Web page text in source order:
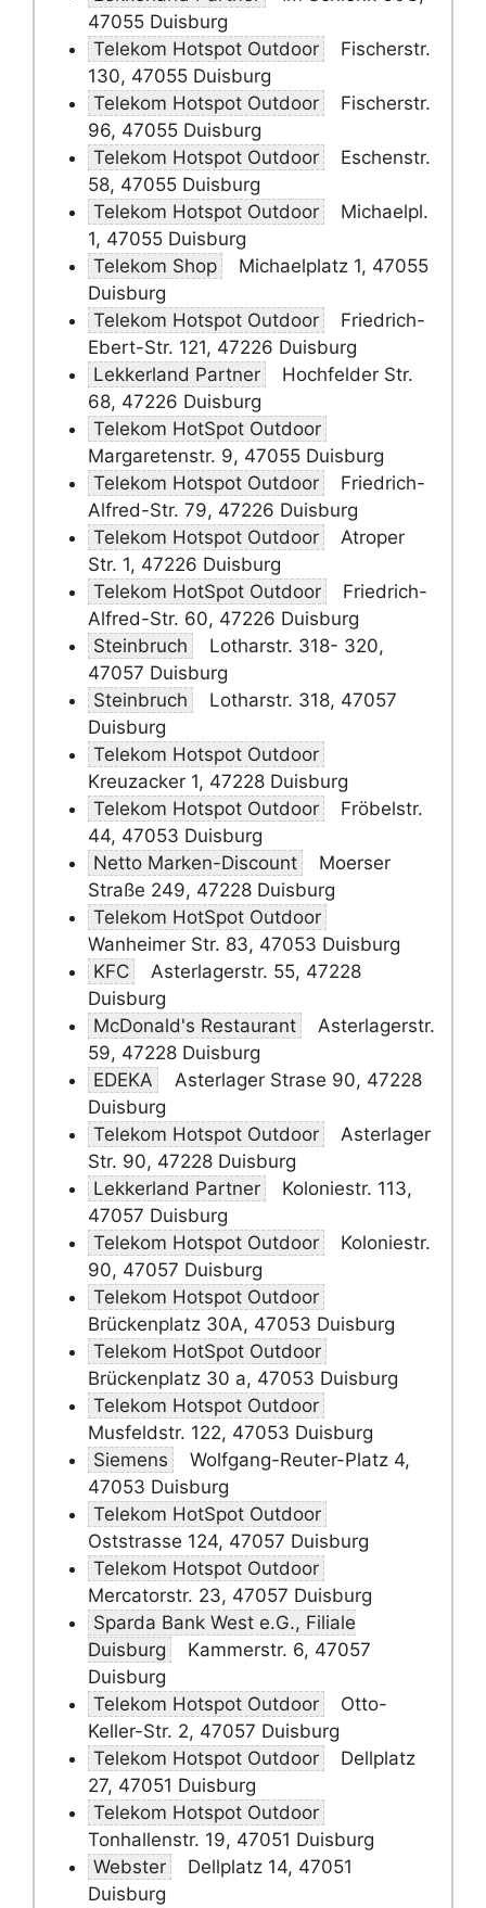
47055 Duisburg
Telekom Hotspot Outdoor
Fischerstr.
130, 47055 Duisburg
Telekom Hotspot Outdoor
Fischerstr.
96, 47055 Duisburg
Telekom Hotspot Outdoor
Eschenstr.
58, 47055 Duisburg
Telekom Hotspot Outdoor
Michaelpl.
1, 47055 Duisburg
Telekom Shop
Michaelplatz 1, 47055
Duisburg
Telekom Hotspot Outdoor
Friedrich-
Ebert-Str. 121, 47226 Duisburg
Lekkerland Partner
Hochfelder Str.
68, 47226 Duisburg
Telekom HotSpot Outdoor
Margaretenstr. 9, 47055 Duisburg
Telekom Hotspot Outdoor
Friedrich-
Alfred-Str. 79, 47226 Duisburg
Telekom Hotspot Outdoor
Atroper
Str. 1, 47226 Duisburg
Telekom HotSpot Outdoor
Friedrich-
Alfred-Str. 60, 47226 Duisburg
Steinbruch
Lotharstr. 318- 320,
47057 Duisburg
Steinbruch
Lotharstr. 318, 47057
Duisburg
Telekom Hotspot Outdoor
Kreuzacker 1, 47228 Duisburg
Telekom Hotspot Outdoor
Fröbelstr.
44, 47053 Duisburg
Netto Marken-Discount
Moerser
Straße 249, 47228 Duisburg
Telekom HotSpot Outdoor
Wanheimer Str. 83, 47053 Duisburg
KFC
Asterlagerstr. 55, 47228
Duisburg
McDonald's Restaurant
Asterlagerstr.
59, 47228 Duisburg
EDEKA
Asterlager Strase 90, 47228
Duisburg
Telekom Hotspot Outdoor
Asterlager
Str. 90, 47228 Duisburg
Lekkerland Partner
Koloniestr. 113,
47057 Duisburg
Telekom Hotspot Outdoor
Koloniestr.
90, 47057 Duisburg
Telekom Hotspot Outdoor
Brückenplatz 30A, 47053 Duisburg
Telekom HotSpot Outdoor
Brückenplatz 30 a, 47053 Duisburg
Telekom Hotspot Outdoor
Musfeldstr. 122, 47053 Duisburg
Siemens
Wolfgang-Reuter-Platz 4,
47053 Duisburg
Telekom HotSpot Outdoor
Oststrasse 124, 47057 Duisburg
Telekom Hotspot Outdoor
Mercatorstr. 23, 47057 Duisburg
Sparda Bank West e.G., Filiale
Duisburg
Kammerstr. 6, 47057
Duisburg
Telekom Hotspot Outdoor
Otto-
Keller-Str. 2, 47057 Duisburg
Telekom Hotspot Outdoor
Dellplatz
27, 47051 Duisburg
Telekom Hotspot Outdoor
Tonhallenstr. 19, 47051 Duisburg
Webster
Dellplatz 14, 47051
Duisburg